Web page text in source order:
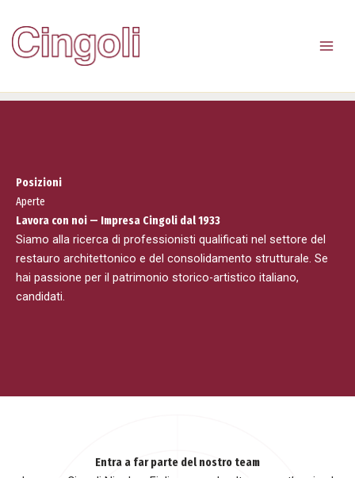
contenuto
Posizioni
Aperte
Lavora con noi — Impresa Cingoli dal 1933
Siamo alla ricerca di professionisti qualificati nel settore del
restauro architettonico e del consolidamento strutturale. Se
hai passione per il patrimonio storico-artistico italiano,
candidati.
Entra a far parte del nostro team